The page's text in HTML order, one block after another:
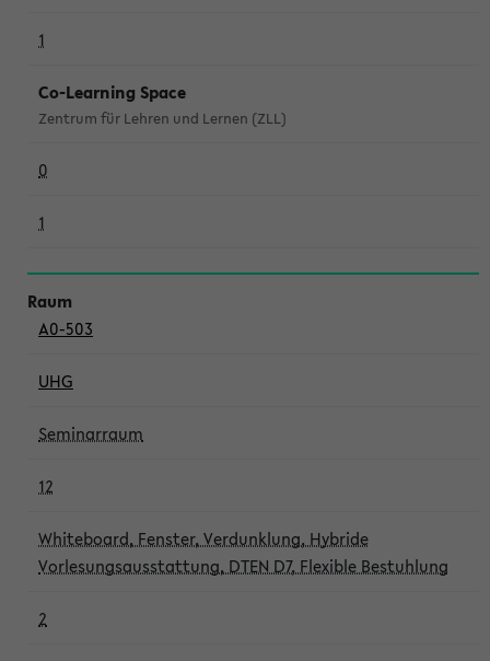
1
Co-Learning Space
Zentrum für Lehren und Lernen (ZLL)
0
1
A0-503
UHG
Seminarraum
12
Whiteboard, Fenster, Verdunklung, Hybride
Vorlesungsausstattung, DTEN D7, Flexible Bestuhlung
2